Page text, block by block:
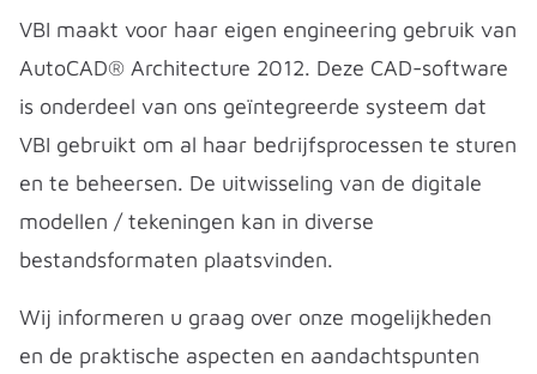
VBI maakt voor haar eigen engineering gebruik van
AutoCAD® Architecture 2012. Deze CAD-software
is onderdeel van ons geïntegreerde systeem dat
VBI gebruikt om al haar bedrijfsprocessen te sturen
en te beheersen. De uitwisseling van de digitale
modellen / tekeningen kan in diverse
bestandsformaten plaatsvinden.
Wij informeren u graag over onze mogelijkheden
en de praktische aspecten en aandachtspunten